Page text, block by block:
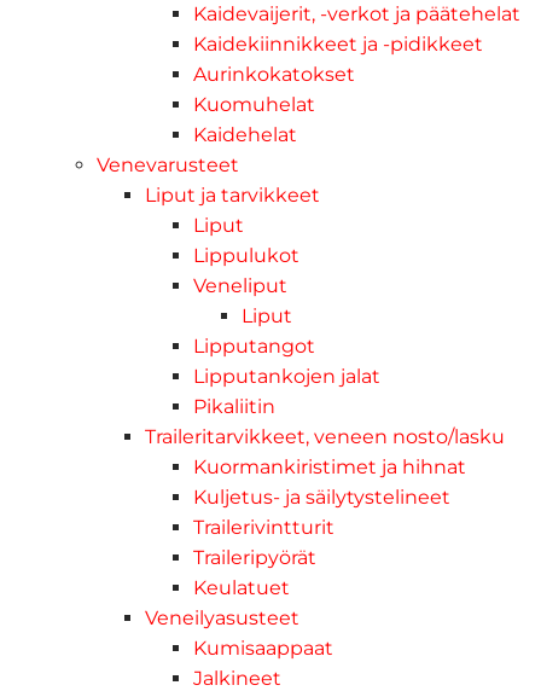
Kaidevaijerit, -verkot ja päätehelat
Kaidekiinnikkeet ja -pidikkeet
Aurinkokatokset
Kuomuhelat
Kaidehelat
Venevarusteet
Liput ja tarvikkeet
Liput
Lippulukot
Veneliput
Liput
Lipputangot
Lipputankojen jalat
Pikaliitin
Traileritarvikkeet, veneen nosto/lasku
Kuormankiristimet ja hihnat
Kuljetus- ja säilytystelineet
Trailerivintturit
Traileripyörät
Keulatuet
Veneilyasusteet
Kumisaappaat
Jalkineet